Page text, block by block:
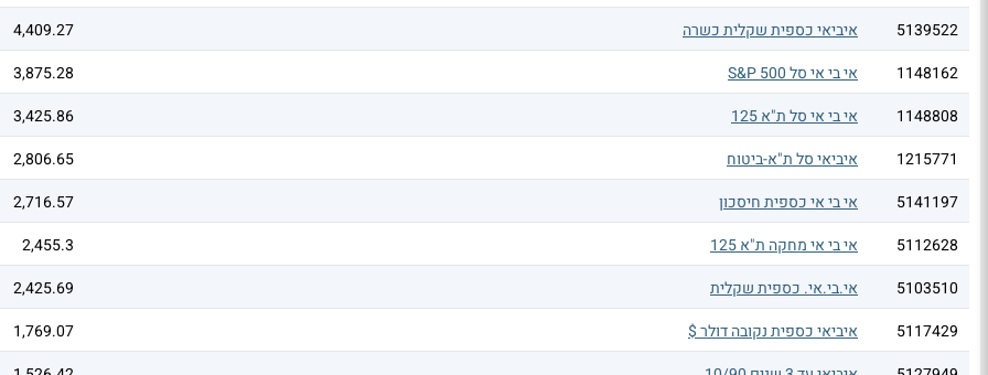
5139522
איביאי כספית שקלית כשרה
4,409.27
1148162
אי בי אי סל S&P 500
3,875.28
1148808
אי בי אי סל ת"א 125
3,425.86
1215771
איביאי סל ת"א-ביטוח
2,806.65
5141197
אי בי אי כספית חיסכון
2,716.57
5112628
אי בי אי מחקה ת"א 125
2,455.3
5103510
אי.בי.אי. כספית שקלית
2,425.69
5117429
איביאי כספית נקובה דולר $
1,769.07